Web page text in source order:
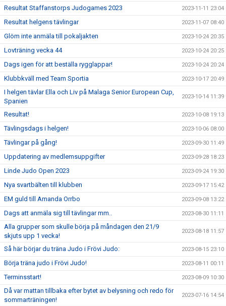
Resultat Staffanstorps Judogames 2023 2023-11-11 23:04
Resultat helgens tävlingar 2023-11-07 08:40
Glöm inte anmäla till pokaljakten 2023-10-24 20:35
Lovträning vecka 44 2023-10-24 20:25
Dags igen för att beställa rygglappar! 2023-10-24 20:24
Klubbkväll med Team Sportia 2023-10-17 20:49
I helgen tävlar Ella och Liv på Malaga Senior European Cup,
Spanien
2023-10-14 11:39
Resultat! 2023-10-08 19:13
Tävlingsdags i helgen! 2023-10-06 08:00
Tävlingar på gång! 2023-09-30 11:49
Uppdatering av medlemsuppgifter 2023-09-28 18:23
Linde Judo Open 2023 2023-09-24 19:30
Nya svartbälten till klubben 2023-09-17 15:42
EM guld till Amanda Orrbo 2023-09-08 13:22
Dags att anmäla sig till tävlingar mm.. 2023-08-30 11:11
Alla grupper som skulle börja på måndagen den 21/9
skjuts upp 1 vecka!
2023-08-18 11:57
Så här börjar du träna Judo i Frövi Judo: 2023-08-15 23:10
Börja träna judo i Frövi Judo! 2023-08-11 00:11
Terminsstart! 2023-08-09 10:30
Då var mattan tillbaka efter bytet av belysning och redo för
sommarträningen!
2023-07-16 14:54